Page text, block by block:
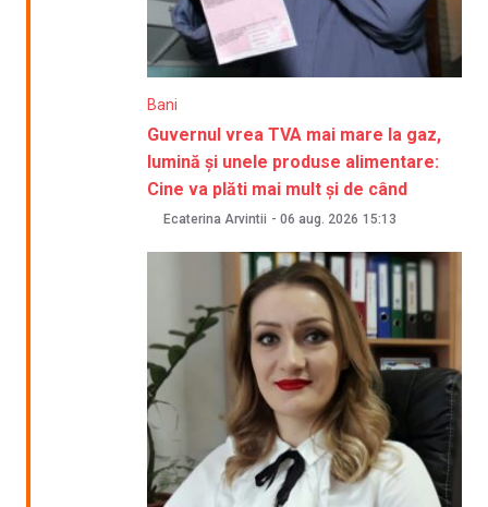
Bani
Guvernul vrea TVA mai mare la gaz,
lumină și unele produse alimentare:
Cine va plăti mai mult și de când
Ecaterina Arvintii - 06 aug. 2026 15:13